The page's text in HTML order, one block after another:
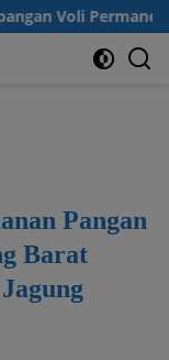
Permanen Berkat
Pangan
Barat